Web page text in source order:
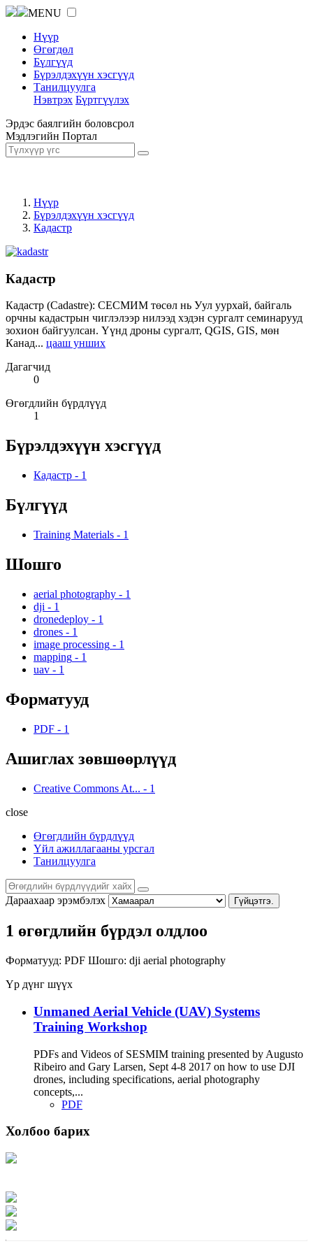
MENU
Нүүр
Өгөгдөл
Бүлгүүд
Бүрэлдэхүүн хэсгүүд
Танилцуулга
Нэвтрэх Бүртгүүлэх
Эрдэс баялгийн боловсрол
Мэдлэгийн Портал
Нүүр
Бүрэлдэхүүн хэсгүүд
Кадастр
Кадастр
Кадастр (Cadastre): СЕСМИМ төсөл нь Уул уурхай, байгаль
орчны кадастрын чиглэлээр нилээд хэдэн сургалт семинарууд
зохион байгуулсан. Үүнд дроны сургалт, QGIS, GIS, мөн
Канад... цааш унших
Дагагчид
0
Өгөгдлийн бүрдлүүд
1
Бүрэлдэхүүн хэсгүүд
Кадастр - 1
Бүлгүүд
Training Materials - 1
Шошго
aerial photography - 1
dji - 1
dronedeploy - 1
drones - 1
image processing - 1
mapping - 1
uav - 1
Форматууд
PDF - 1
Ашиглах зөвшөөрлүүд
Creative Commons At... - 1
close
Өгөгдлийн бүрдлүүд
Үйл ажиллагааны урсгал
Танилцуулга
Дараахаар эрэмбэлэх Гүйцэтгэ.
1 өгөгдлийн бүрдэл олдлоо
Форматууд: PDF Шошго: dji aerial photography
Үр дүнг шүүх
Unmaned Aerial Vehicle (UAV) Systems
Training Workshop
PDFs and Videos of SESMIM training presented by Augusto
Ribeiro and Gary Larsen, Sept 4-8 2017 on how to use DJI
drones, including specifications, aerial photography
concepts,...
PDF
Холбоо барих